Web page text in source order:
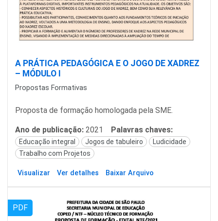
A PRÁTICA PEDAGÓGICA E O JOGO DE XADREZ
– MÓDULO I
Propostas Formativas
Proposta de formação homologada pela SME.
Ano de publicação: 2021 Palavras chaves:
Educação integral Jogos de tabuleiro
Ludicidade
Trabalho com Projetos
Visualizar Ver detalhes Baixar Arquivo
PDF